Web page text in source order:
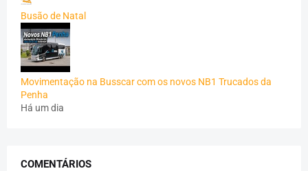
Busão de Natal
Movimentação na Busscar com os novos NB1 Trucados da
Penha
Há um dia
COMENTÁRIOS